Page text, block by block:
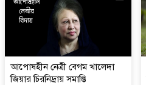
আপোষহীন নেত্রী বেগম খালেদা
জিয়ার চিরনিদ্রায় সমাপ্তি